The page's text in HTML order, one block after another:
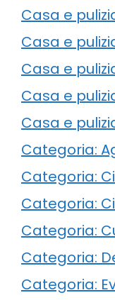
Casa e
Casa e
Casa e
Casa e
Casa e
Categoria:
Categoria:
Categoria:
Categoria:
Categoria:
Categoria: